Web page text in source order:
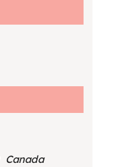
Canada